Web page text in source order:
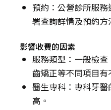
預約：公營診所服
署查詢詳情及預約方
影響收費的因素
服務類型：一般檢
齒矯正等不同項目有
醫生專科：專科牙
高。